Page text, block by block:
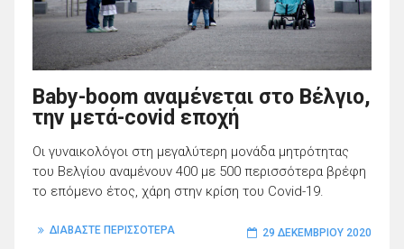
Baby-boom αναμένεται στο Βέλγιο,
την μετά-covid εποχή
Οι γυναικολόγοι στη μεγαλύτερη μονάδα μητρότητας
του Βελγίου αναμένουν 400 με 500 περισσότερα βρέφη
το επόμενο έτος, χάρη στην κρίση του Covid-19.
ΔΙΑΒΑΣΤΕ ΠΕΡΙΣΣΟΤΕΡΑ 29 ΔΕΚΕΜΒΡΊΟΥ 2020